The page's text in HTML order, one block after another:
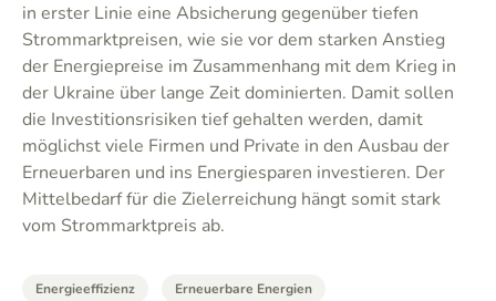
in erster Linie eine Absicherung gegenüber tiefen
Strommarktpreisen, wie sie vor dem starken Anstieg
der Energiepreise im Zusammenhang mit dem Krieg in
der Ukraine über lange Zeit dominierten. Damit sollen
die Investitionsrisiken tief gehalten werden, damit
möglichst viele Firmen und Private in den Ausbau der
Erneuerbaren und ins Energiesparen investieren. Der
Mittelbedarf für die Zielerreichung hängt somit stark
vom Strommarktpreis ab.
Energieeffizienz Erneuerbare Energien